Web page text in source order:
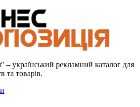
– український рекламний каталог для
та товарів.